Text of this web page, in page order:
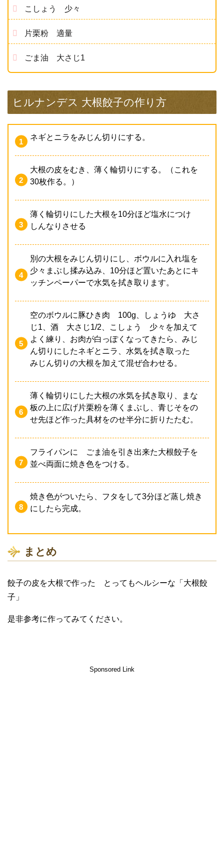
こしょう 少々
片栗粉 適量
ごま油 大さじ1
ヒルナンデス 大根餃子の作り方
ネギとニラをみじん切りにする。
大根の皮をむき、薄く輪切りにする。（これを
30枚作る。）
薄く輪切りにした大根を10分ほど塩水につけ
しんなりさせる
別の大根をみじん切りにし、ボウルに入れ塩を
少々まぶし揉み込み、10分ほど置いたあとにキ
ッチンペーパーで水気を拭き取ります。
空のボウルに豚ひき肉 100g、しょうゆ 大さ
じ1、酒 大さじ1/2、こしょう 少々を加えて
よく練り、お肉が白っぽくなってきたら、みじ
ん切りにしたネギとニラ、水気を拭き取った
みじん切りの大根を加えて混ぜ合わせる。
薄く輪切りにした大根の水気を拭き取り、まな
板の上に広げ片栗粉を薄くまぶし、青じそをの
せ先ほど作った具材をのせ半分に折りたたむ。
フライパンに ごま油を引き出来た大根餃子を
並べ両面に焼き色をつける。
焼き色がついたら、フタをして3分ほど蒸し焼き
にしたら完成。
まとめ
餃子の皮を大根で作った とってもヘルシーな「大根餃
子」
是非参考に作ってみてください。
Sponsored Link